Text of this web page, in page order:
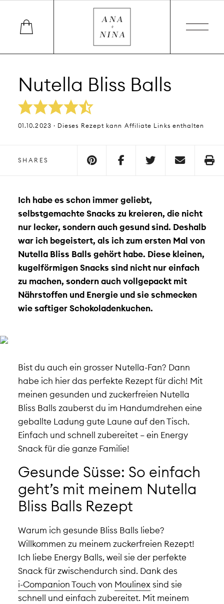
Nutella Bliss Balls
01.10.2023 · Dieses Rezept kann Affiliate Links enthalten
SHARES
Ich habe es schon immer geliebt,
selbstgemachte Snacks zu kreieren, die nicht
nur lecker, sondern auch gesund sind. Deshalb
war ich begeistert, als ich zum ersten Mal von
Nutella Bliss Balls gehört habe. Diese kleinen,
kugelförmigen Snacks sind nicht nur einfach
zu machen, sondern auch vollgepackt mit
Nährstoffen und Energie und sie schmecken
wie saftiger Schokoladenkuchen.
Bist du auch ein grosser Nutella-Fan? Dann
habe ich hier das perfekte Rezept für dich! Mit
meinen gesunden und zuckerfreien Nutella
Bliss Balls zauberst du im Handumdrehen eine
geballte Ladung gute Laune auf den Tisch.
Einfach und schnell zubereitet – ein Energy
Snack für die ganze Familie!
Gesunde Süsse: So einfach
geht’s mit meinem Nutella
Bliss Balls Rezept
Warum ich gesunde Bliss Balls liebe?
Willkommen zu meinem zuckerfreien Rezept!
Ich liebe Energy Balls, weil sie der perfekte
Snack für zwischendurch sind. Dank des
i-Companion Touch von Moulinexsind sie
schnell und einfach zubereitet. Mit meinem